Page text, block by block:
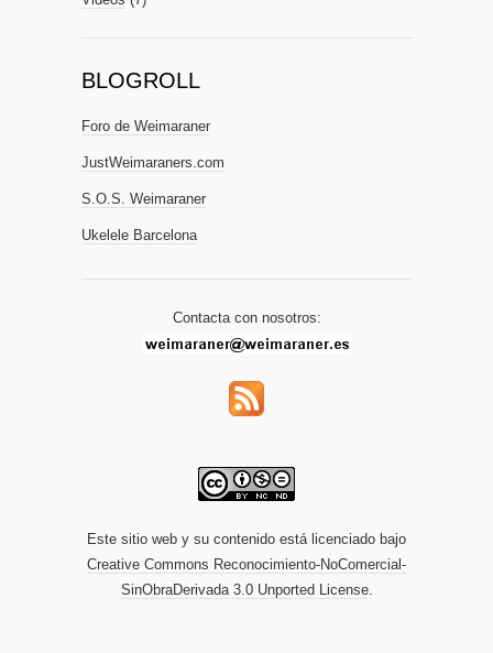
BLOGROLL
Foro de Weimaraner
JustWeimaraners.com
S.O.S. Weimaraner
Ukelele Barcelona
Contacta con nosotros:
Este sitio web y su contenido está licenciado bajo
Creative Commons Reconocimiento-NoComercial-
SinObraDerivada 3.0 Unported License.